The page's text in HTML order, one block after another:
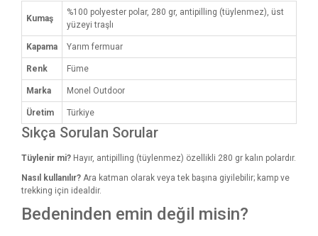
Kumaş
%100 polyester polar, 280 gr, antipilling (tüylenmez), üst
yüzeyi traşlı
Kapama Yarım fermuar
Renk Füme
Marka Monel Outdoor
Üretim Türkiye
Sıkça Sorulan Sorular
Tüylenir mi? Hayır, antipilling (tüylenmez) özellikli 280 gr kalın polardır.
Nasıl kullanılır? Ara katman olarak veya tek başına giyilebilir; kamp ve
trekking için idealdir.
Bedeninden emin değil misin?